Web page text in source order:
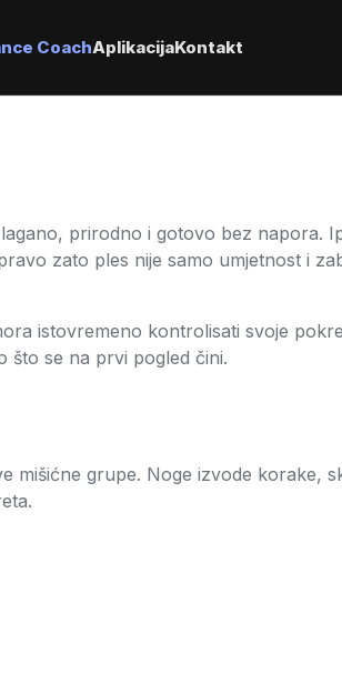
CoachAplikacijaKontakt
prirodno i gotovo bez napora.
zato ples nije samo umjetnost i
istovremeno kontrolisati svoje
što se na prvi pogled čini.
grupe. Noge izvode korake,